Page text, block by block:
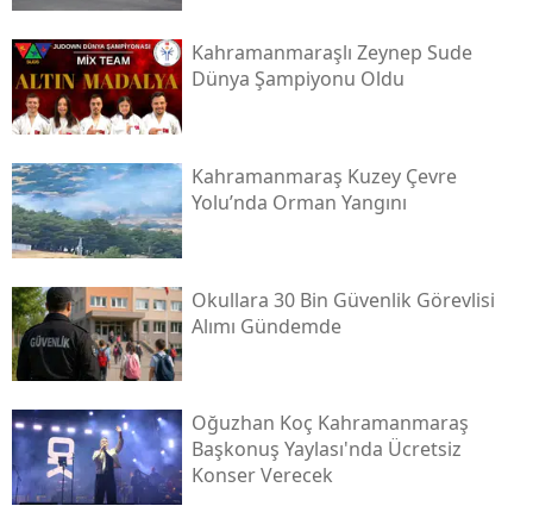
Kahramanmaraşlı Zeynep Sude
Dünya Şampiyonu Oldu
Kahramanmaraş Kuzey Çevre
Yolu’nda Orman Yangını
Okullara 30 Bin Güvenlik Görevlisi
Alımı Gündemde
Oğuzhan Koç Kahramanmaraş
Başkonuş Yaylası'nda Ücretsiz
Konser Verecek